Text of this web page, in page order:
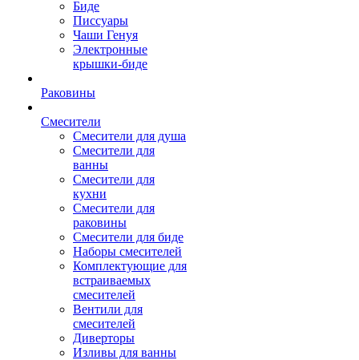
Биде
Писсуары
Чаши Генуя
Электронные
крышки-биде
Раковины
Смесители
Смесители для душа
Смесители для
ванны
Смесители для
кухни
Смесители для
раковины
Смесители для биде
Наборы смесителей
Комплектующие для
встраиваемых
смесителей
Вентили для
смесителей
Диверторы
Изливы для ванны